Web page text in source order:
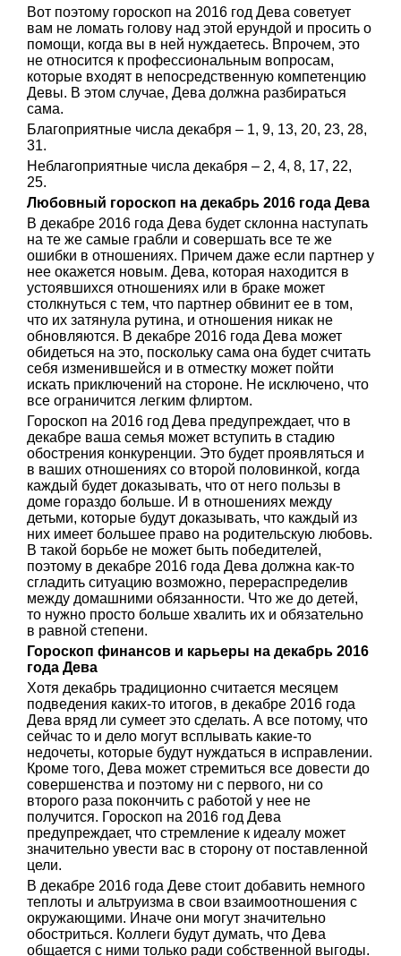
Вот поэтому гороскоп на 2016 год Дева советует
вам не ломать голову над этой ерундой и просить о
помощи, когда вы в ней нуждаетесь. Впрочем, это
не относится к профессиональным вопросам,
которые входят в непосредственную компетенцию
Девы. В этом случае, Дева должна разбираться
сама.
Благоприятные числа декабря – 1, 9, 13, 20, 23, 28,
31.
Неблагоприятные числа декабря – 2, 4, 8, 17, 22,
25.
Любовный гороскоп на декабрь 2016 года Дева
В декабре 2016 года Дева будет склонна наступать
на те же самые грабли и совершать все те же
ошибки в отношениях. Причем даже если партнер у
нее окажется новым. Дева, которая находится в
устоявшихся отношениях или в браке может
столкнуться с тем, что партнер обвинит ее в том,
что их затянула рутина, и отношения никак не
обновляются. В декабре 2016 года Дева может
обидеться на это, поскольку сама она будет считать
себя изменившейся и в отместку может пойти
искать приключений на стороне. Не исключено, что
все ограничится легким флиртом.
Гороскоп на 2016 год Дева предупреждает, что в
декабре ваша семья может вступить в стадию
обострения конкуренции. Это будет проявляться и
в ваших отношениях со второй половинкой, когда
каждый будет доказывать, что от него пользы в
доме гораздо больше. И в отношениях между
детьми, которые будут доказывать, что каждый из
них имеет большее право на родительскую любовь.
В такой борьбе не может быть победителей,
поэтому в декабре 2016 года Дева должна как-то
сгладить ситуацию возможно, перераспределив
между домашними обязанности. Что же до детей,
то нужно просто больше хвалить их и обязательно
в равной степени.
Гороскоп финансов и карьеры на декабрь 2016
года Дева
Хотя декабрь традиционно считается месяцем
подведения каких-то итогов, в декабре 2016 года
Дева вряд ли сумеет это сделать. А все потому, что
сейчас то и дело могут всплывать какие-то
недочеты, которые будут нуждаться в исправлении.
Кроме того, Дева может стремиться все довести до
совершенства и поэтому ни с первого, ни со
второго раза покончить с работой у нее не
получится. Гороскоп на 2016 год Дева
предупреждает, что стремление к идеалу может
значительно увести вас в сторону от поставленной
цели.
В декабре 2016 года Деве стоит добавить немного
теплоты и альтруизма в свои взаимоотношения с
окружающими. Иначе они могут значительно
обостриться. Коллеги будут думать, что Дева
общается с ними только ради собственной выгоды.